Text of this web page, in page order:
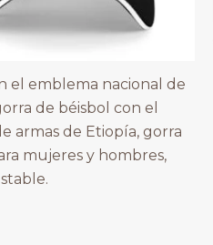
el emblema nacional de
de béisbol con el
armas de Etiopía, gorra
mujeres y hombres,